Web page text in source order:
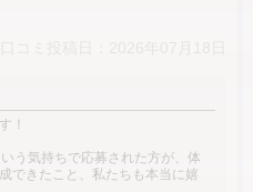
！
う気持ちで応募された方が、体
できたこと、私たちも本当に嬉